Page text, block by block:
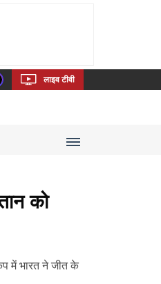
Malayalam
लाइव टीवी
को
में भारत ने जीत के